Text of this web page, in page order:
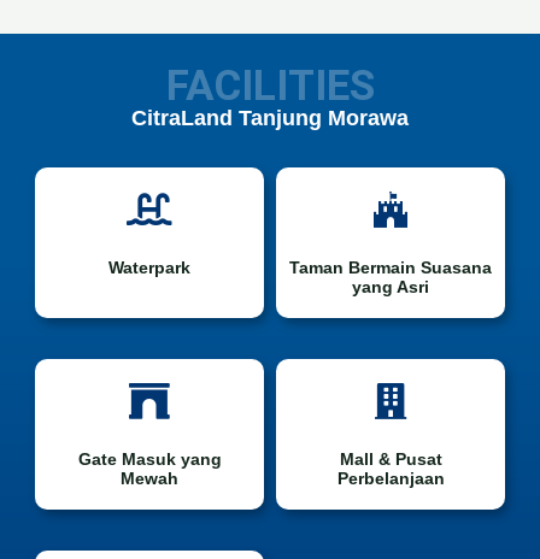
FACILITIES
CitraLand Tanjung Morawa
Waterpark
Taman Bermain Suasana
yang Asri
Gate Masuk yang
Mewah
Mall & Pusat
Perbelanjaan